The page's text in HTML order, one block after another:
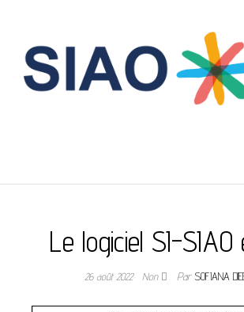
Le logiciel SI-SIAO
26 août 2022 Non Par SOFIANA